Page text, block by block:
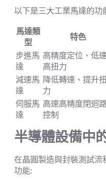
以下是三大工業馬達的功
馬達類
型
特色
步進馬
達
高精度定位、低
高扭力
減速馬
達
降低轉速、提升
力
伺服馬
達
高速高精度閉迴
控制
半導體設備中
在晶圓製造與封裝測試
功能: